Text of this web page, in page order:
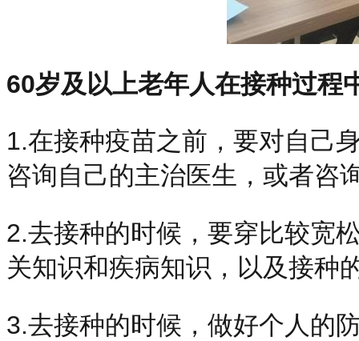
60岁及以上老年人在接种过程
1.在接种疫苗之前，要对自己
咨询自己的主治医生，或者咨
2.去接种的时候，要穿比较宽
关知识和疾病知识，以及接种
3.去接种的时候，做好个人的